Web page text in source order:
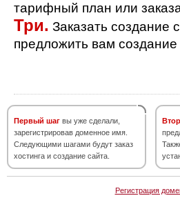
тарифный план или
Три. Заказать
предложить вам
Первый шаг вы уже сделали,
зарегистрировав доменное имя.
Следующими шагами будут заказ
хостинга и создание сайта.
Регистрация